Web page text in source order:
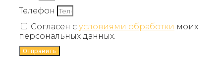
Телефон
Согласен с условиями обработки моих
персональных данных.
Отправить